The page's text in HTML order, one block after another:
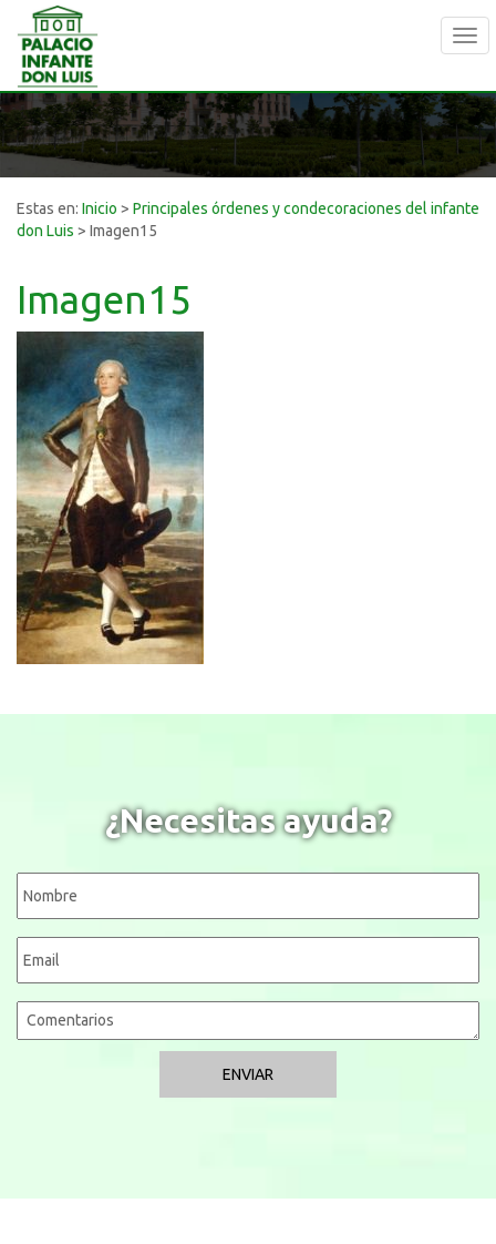
Estas en: Inicio > Principales órdenes y condecoraciones del infante
don Luis > Imagen15
Imagen15
¿Necesitas ayuda?